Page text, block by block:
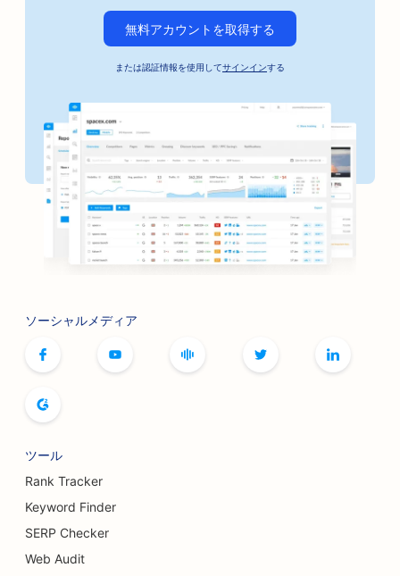
無料アカウントを取得する
または認証情報を使用してサインインする
ソーシャルメディア
ツール
Rank Tracker
Keyword Finder
SERP Checker
Web Audit